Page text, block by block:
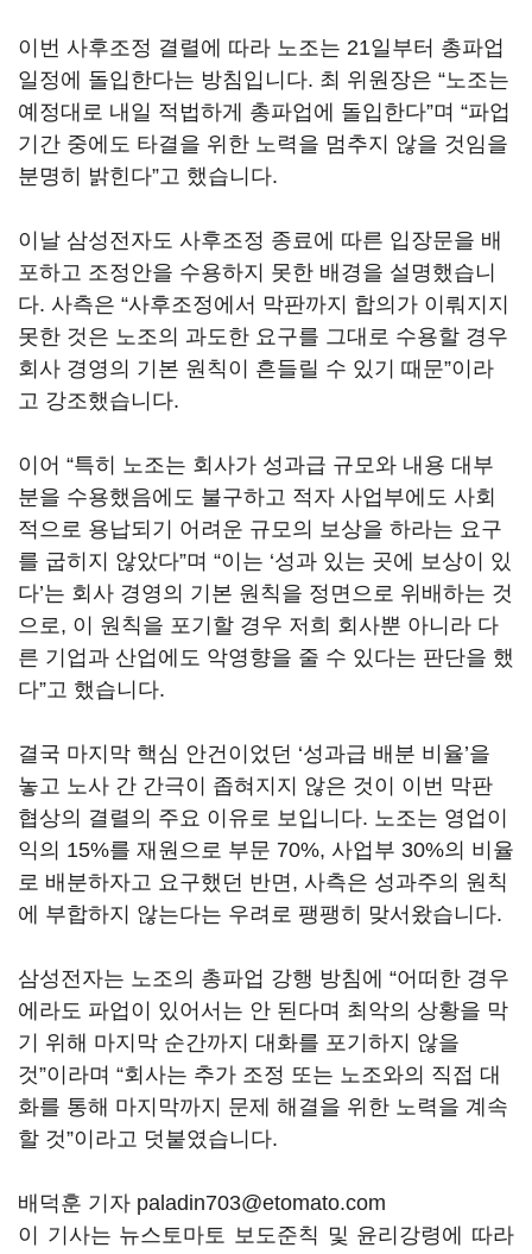
이번 사후조정 결렬에 따라 노조는 21일부터 총파업
일정에 돌입한다는 방침입니다. 최 위원장은 “노조는
예정대로 내일 적법하게 총파업에 돌입한다”며 “파업
기간 중에도 타결을 위한 노력을 멈추지 않을 것임을
분명히 밝힌다”고 했습니다.
이날 삼성전자도 사후조정 종료에 따른 입장문을 배
포하고 조정안을 수용하지 못한 배경을 설명했습니
다. 사측은 “사후조정에서 막판까지 합의가 이뤄지지
못한 것은 노조의 과도한 요구를 그대로 수용할 경우
회사 경영의 기본 원칙이 흔들릴 수 있기 때문”이라
고 강조했습니다.
이어 “특히 노조는 회사가 성과급 규모와 내용 대부
분을 수용했음에도 불구하고 적자 사업부에도 사회
적으로 용납되기 어려운 규모의 보상을 하라는 요구
를 굽히지 않았다”며 “이는 ‘성과 있는 곳에 보상이 있
다’는 회사 경영의 기본 원칙을 정면으로 위배하는 것
으로, 이 원칙을 포기할 경우 저희 회사뿐 아니라 다
른 기업과 산업에도 악영향을 줄 수 있다는 판단을 했
다”고 했습니다.
결국 마지막 핵심 안건이었던 ‘성과급 배분 비율’을
놓고 노사 간 간극이 좁혀지지 않은 것이 이번 막판
협상의 결렬의 주요 이유로 보입니다. 노조는 영업이
익의 15%를 재원으로 부문 70%, 사업부 30%의 비율
로 배분하자고 요구했던 반면, 사측은 성과주의 원칙
에 부합하지 않는다는 우려로 팽팽히 맞서왔습니다.
삼성전자는 노조의 총파업 강행 방침에 “어떠한 경우
에라도 파업이 있어서는 안 된다며 최악의 상황을 막
기 위해 마지막 순간까지 대화를 포기하지 않을
것”이라며 “회사는 추가 조정 또는 노조와의 직접 대
화를 통해 마지막까지 문제 해결을 위한 노력을 계속
할 것”이라고 덧붙였습니다.
배덕훈 기자 paladin703@etomato.com
이 기사는 뉴스토마토 보도준칙 및 윤리강령에 따라